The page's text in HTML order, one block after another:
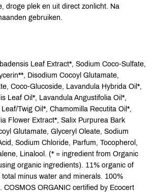
droge plek en uit direct zonlicht. Na
gebruiken.
Leaf Extract*, Sodium Coco-Sulfate,
Disodium Cocoyl Glutamate,
Coco-Glucoside, Lavandula Hybrida Oil*,
Leaf Oil*, Lavandula Angustifolia Oil*,
Twig Oil*, Chamomilla Recutita Oil*,
Flower Extract*, Salix Purpurea Bark
Glutamate, Glyceryl Oleate, Sodium
Sodium Chloride, Parfum, Tocopherol,
Linalool. (* = ingredient from Organic
organic ingredients). 11% organic of
minus water and minerals. 100%
COSMOS ORGANIC certified by Ecocert